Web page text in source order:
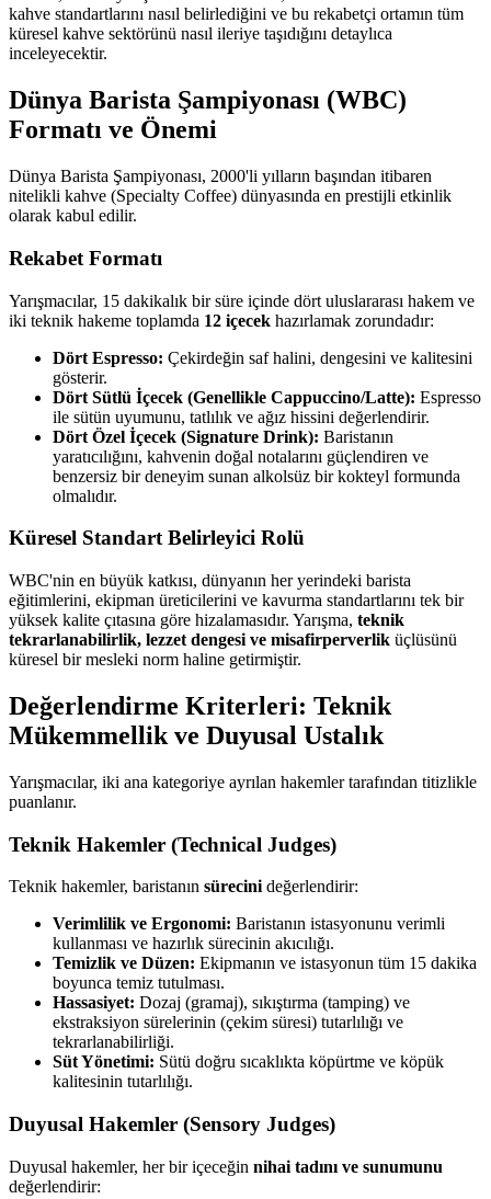
kahve standartlarını nasıl belirlediğini ve bu rekabetçi ortamın tüm
küresel kahve sektörünü nasıl ileriye taşıdığını detaylıca
inceleyecektir.
Dünya Barista Şampiyonası (WBC)
Formatı ve Önemi
Dünya Barista Şampiyonası, 2000'li yılların başından itibaren
nitelikli kahve (Specialty Coffee) dünyasında en prestijli etkinlik
olarak kabul edilir.
Rekabet Formatı
Yarışmacılar, 15 dakikalık bir süre içinde dört uluslararası hakem ve
iki teknik hakeme toplamda 12 içecek hazırlamak zorundadır:
Dört Espresso: Çekirdeğin saf halini, dengesini ve kalitesini
gösterir.
Dört Sütlü İçecek (Genellikle Cappuccino/Latte): Espresso
ile sütün uyumunu, tatlılık ve ağız hissini değerlendirir.
Dört Özel İçecek (Signature Drink): Baristanın
yaratıcılığını, kahvenin doğal notalarını güçlendiren ve
benzersiz bir deneyim sunan alkolsüz bir kokteyl formunda
olmalıdır.
Küresel Standart Belirleyici Rolü
WBC'nin en büyük katkısı, dünyanın her yerindeki barista
eğitimlerini, ekipman üreticilerini ve kavurma standartlarını tek bir
yüksek kalite çıtasına göre hizalamasıdır. Yarışma, teknik
tekrarlanabilirlik, lezzet dengesi ve misafirperverlik üçlüsünü
küresel bir mesleki norm haline getirmiştir.
Değerlendirme Kriterleri: Teknik
Mükemmellik ve Duyusal Ustalık
Yarışmacılar, iki ana kategoriye ayrılan hakemler tarafından titizlikle
puanlanır.
Teknik Hakemler (Technical Judges)
Teknik hakemler, baristanın sürecini değerlendirir:
Verimlilik ve Ergonomi: Baristanın istasyonunu verimli
kullanması ve hazırlık sürecinin akıcılığı.
Temizlik ve Düzen: Ekipmanın ve istasyonun tüm 15 dakika
boyunca temiz tutulması.
Hassasiyet: Dozaj (gramaj), sıkıştırma (tamping) ve
ekstraksiyon sürelerinin (çekim süresi) tutarlılığı ve
tekrarlanabilirliği.
Süt Yönetimi: Sütü doğru sıcaklıkta köpürtme ve köpük
kalitesinin tutarlılığı.
Duyusal Hakemler (Sensory Judges)
Duyusal hakemler, her bir içeceğin nihai tadını ve sunumunu
değerlendirir: